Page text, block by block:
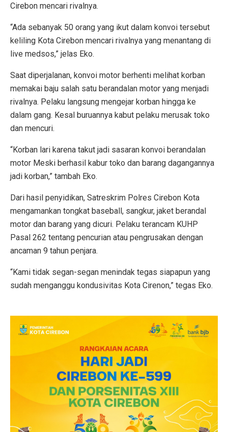
Cirebon mencari rivalnya.
“Ada sebanyak 50 orang yang ikut dalam konvoi tersebut
keliling Kota Cirebon mencari rivalnya yang menantang di
live medsos,” jelas Eko.
Saat diperjalanan, konvoi motor berhenti melihat korban
memakai baju salah satu berandalan motor yang menjadi
rivalnya. Pelaku langsung mengejar korban hingga ke
dalam gang. Kesal buruannya kabut pelaku merusak toko
dan mencuri.
“Korban lari karena takut jadi sasaran konvoi berandalan
motor Meski berhasil kabur toko dan barang dagangannya
jadi korban,” tambah Eko.
Dari hasil penyidikan, Satreskrim Polres Cirebon Kota
mengamankan tongkat baseball, sangkur, jaket berandal
motor dan barang yang dicuri. Pelaku terancam KUHP
Pasal 262 tentang pencurian atau pengrusakan dengan
ancaman 9 tahun penjara.
“Kami tidak segan-segan menindak tegas siapapun yang
sudah menganggu kondusivitas Kota Cirenon,” tegas Eko.